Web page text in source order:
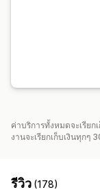
ค่าบริการทั้งหมดจะเรีย
งานจะเรียกเก็บเงินทุกๆ
รีวิว (178)